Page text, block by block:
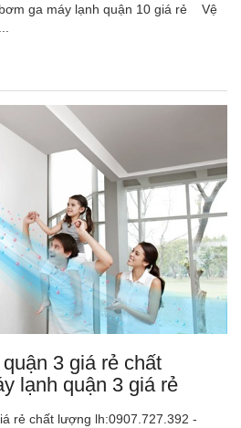
ga máy lạnh quận 10 giá rẻ Vệ
3 giá rẻ chất
lạnh quận 3 giá rẻ
rẻ chất lượng lh:0907.727.392 -